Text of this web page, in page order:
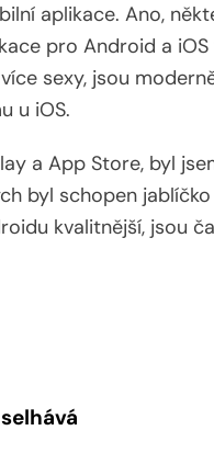
aplikace. Ano,
pro Android a
sexy, jsou
u iOS.
a App Store, byl
byl schopen
kvalitnější, jsou